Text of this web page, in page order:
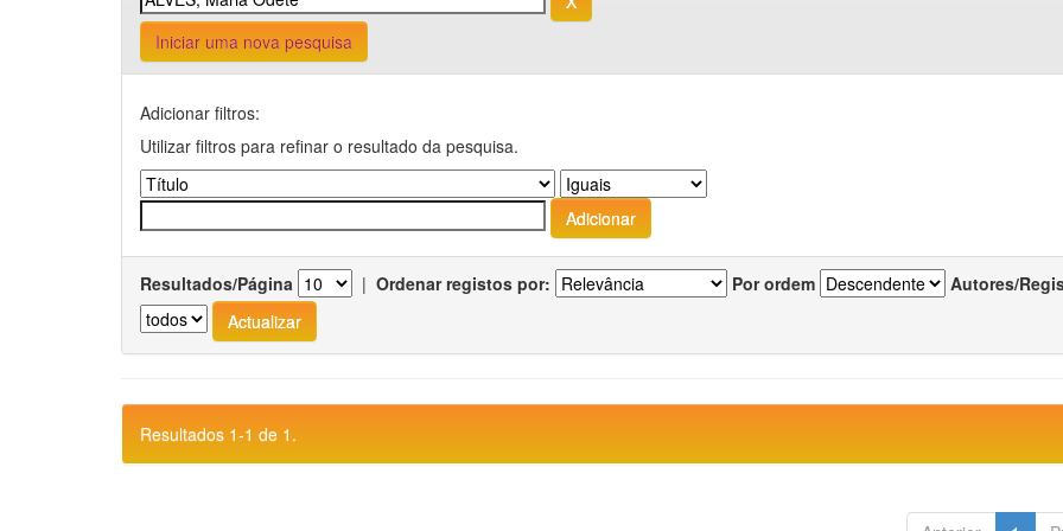
Iniciar uma nova pesquisa
Adicionar filtros:
Utilizar filtros para refinar o resultado da pesquisa.
Resultados/Página | Ordenar registos por: Por ordem Autores/
Resultados 1-1 de 1.